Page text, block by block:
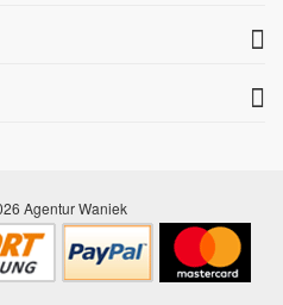
Agentur Waniek